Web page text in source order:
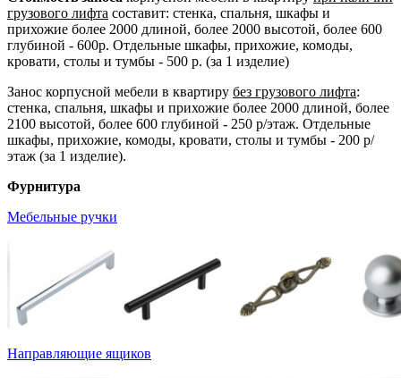
грузового лифта составит: стенка, спальня, шкафы и
прихожие более 2000 длиной, более 2000 высотой, более 600
глубиной - 600р. Отдельные шкафы, прихожие, комоды,
кровати, столы и тумбы - 500 р. (за 1 изделие)
Занос корпусной мебели в квартиру без грузового лифта:
стенка, спальня, шкафы и прихожие более 2000 длиной, более
2100 высотой, более 600 глубиной - 250 р/этаж. Отдельные
шкафы, прихожие, комоды, кровати, столы и тумбы - 200 р/
этаж (за 1 изделие).
Фурнитура
Мебельные ручки
Направляющие ящиков